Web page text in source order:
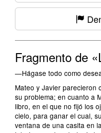
Fragmento de
—Hágase todo como
Mateo y Javier parecieron
su problema; en cuanto a
libro, en el que no fijó los
cielo, para ganar el cual,
ventana de una casita en